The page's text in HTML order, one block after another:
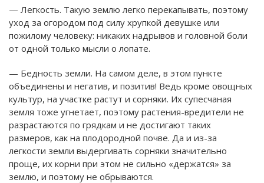
— Легкость. Такую землю легко перекапывать, поэтому
уход за огородом под силу хрупкой девушке или
пожилому человеку: никаких надрывов и головной боли
от одной только мысли о лопате.
— Бедность земли. На самом деле, в этом пункте
объединены и негатив, и позитив! Ведь кроме овощных
культур, на участке растут и сорняки. Их супесчаная
земля тоже угнетает, поэтому растения-вредители не
разрастаются по грядкам и не достигают таких
размеров, как на плодородной почве. Да и из-за
легкости земли выдергивать сорняки значительно
проще, их корни при этом не сильно «держатся» за
землю, и поэтому не обрываются.